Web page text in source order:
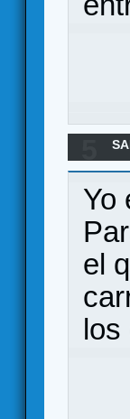
Yo
el
los